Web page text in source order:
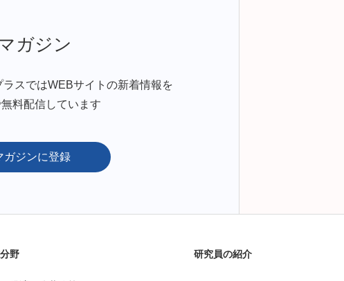
ガジン
スではWEBサイトの新着情報を
料配信しています
ガジンに登録
野 研究員の紹介